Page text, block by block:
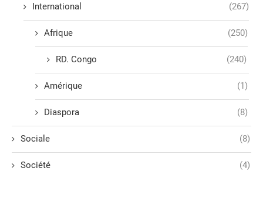
International (267)
Afrique (250)
RD. Congo (240)
Amérique (1)
Diaspora (8)
Sociale (8)
Société (4)